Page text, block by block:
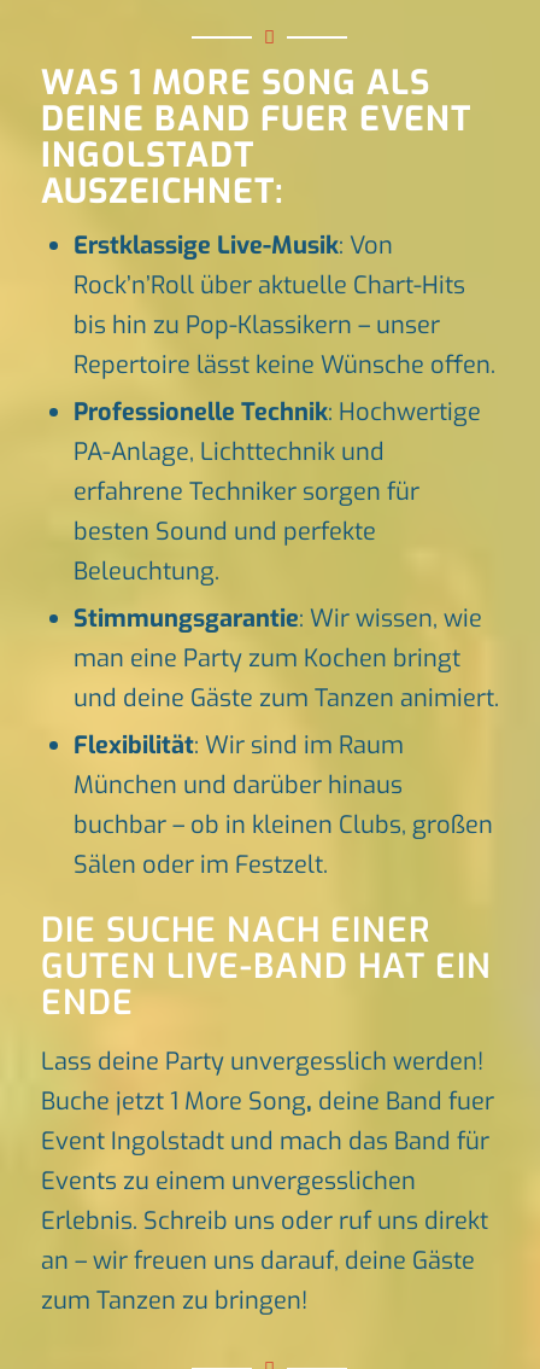
WAS 1 MORE SONG ALS
DEINE BAND FUER EVENT
INGOLSTADT
AUSZEICHNET:
Erstklassige Live-Musik: Von
Rock’n’Roll über aktuelle Chart-Hits
bis hin zu Pop-Klassikern – unser
Repertoire lässt keine Wünsche offen.
Professionelle Technik: Hochwertige
PA-Anlage, Lichttechnik und
erfahrene Techniker sorgen für
besten Sound und perfekte
Beleuchtung.
Stimmungsgarantie: Wir wissen, wie
man eine Party zum Kochen bringt
und deine Gäste zum Tanzen animiert.
Flexibilität: Wir sind im Raum
München und darüber hinaus
buchbar – ob in kleinen Clubs, großen
Sälen oder im Festzelt.
DIE SUCHE NACH EINER
GUTEN LIVE-BAND HAT EIN
ENDE
Lass deine Party unvergesslich werden!
Buche jetzt 1 More Song, deine Band fuer
Event Ingolstadt und mach das Band für
Events zu einem unvergesslichen
Erlebnis. Schreib uns oder ruf uns direkt
an – wir freuen uns darauf, deine Gäste
zum Tanzen zu bringen!